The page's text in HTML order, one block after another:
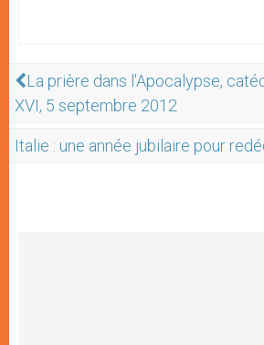
La prière dans l'Apocalypse,
XVI, 5 septembre 2012
Italie : une année jubilaire pour